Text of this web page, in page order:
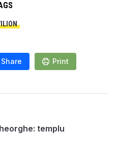
Share Print
templu